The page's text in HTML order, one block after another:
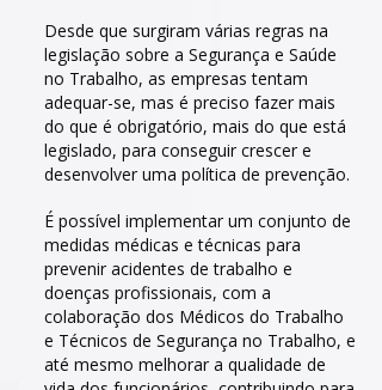
Desde que surgiram várias regras na
legislação sobre a Segurança e Saúde
no Trabalho, as empresas tentam
adequar-se, mas é preciso fazer mais
do que é obrigatório, mais do que está
legislado, para conseguir crescer e
desenvolver uma política de prevenção.
É possível implementar um conjunto de
medidas médicas e técnicas para
prevenir acidentes de trabalho e
doenças profissionais, com a
colaboração dos Médicos do Trabalho
e Técnicos de Segurança no Trabalho, e
até mesmo melhorar a qualidade de